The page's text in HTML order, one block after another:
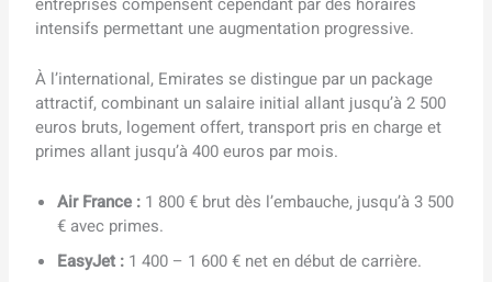
intensifs permettant une augmentation progressive.
À l’international, Emirates se distingue par un package
attractif, combinant un salaire initial allant jusqu’à 2 500
euros bruts, logement offert, transport pris en charge et
primes allant jusqu’à 400 euros par mois.
Air France : 1 800 € brut dès l’embauche, jusqu’à 3 500
€ avec primes.
EasyJet : 1 400 – 1 600 € net en début de carrière.